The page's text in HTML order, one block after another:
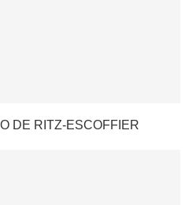
DE RITZ-ESCOFFIER